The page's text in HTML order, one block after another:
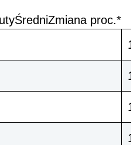
ŚredniZmiana proc.*
1
1
1
1